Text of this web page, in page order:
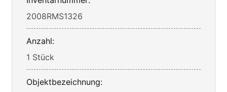
2008RMS1326
Anzahl:
1 Stück
Objektbezeichnung: